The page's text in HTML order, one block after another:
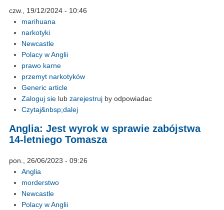
czw., 19/12/2024 - 10:46
marihuana
narkotyki
Newcastle
Polacy w Anglii
prawo karne
przemyt narkotyków
Generic article
Zaloguj sie lub zarejestruj by odpowiadac
Czytaj&nbsp;dalej
Anglia: Jest wyrok w sprawie zabójstwa
14-letniego Tomasza
pon., 26/06/2023 - 09:26
Anglia
morderstwo
Newcastle
Polacy w Anglii